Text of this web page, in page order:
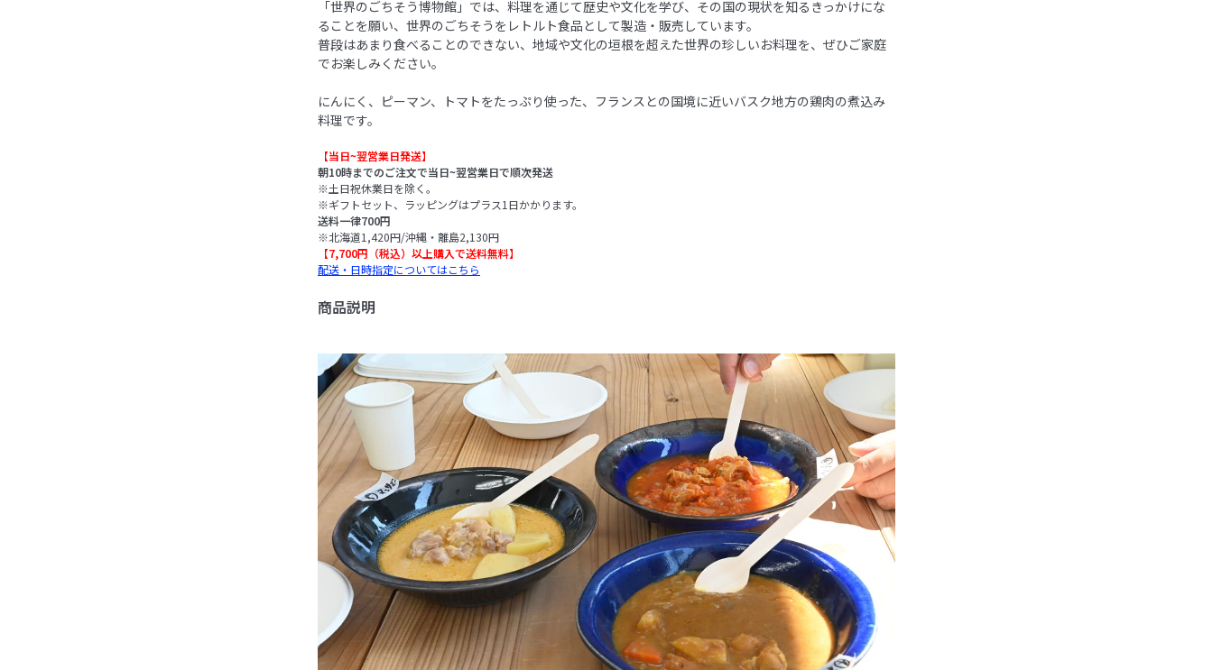
「世界のごちそう博物館」では、料理を通じて歴史や文化を学び、その国の現状を知るきっかけにな
ることを願い、世界のごちそうをレトルト食品として製造・販売しています。
普段はあまり食べることのできない、地域や文化の垣根を超えた世界の珍しいお料理を、ぜひご家庭
でお楽しみください。
にんにく、ピーマン、トマトをたっぷり使った、フランスとの国境に近いバスク地方の鶏肉の煮込み
料理です。
【当日~翌営業日発送】
朝10時までのご注文で当日~翌営業日で順次発送
※土日祝休業日を除く。
※ギフトセット、ラッピングはプラス1日かかります。
送料一律700円
※北海道1,420円/沖縄・離島2,130円
【7,700円（税込）以上購入で送料無料】
配送・日時指定についてはこちら
商品説明